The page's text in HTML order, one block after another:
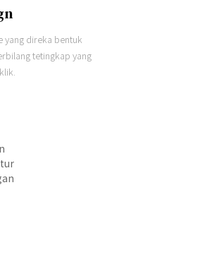
yang direka bentuk
tetingkap yang